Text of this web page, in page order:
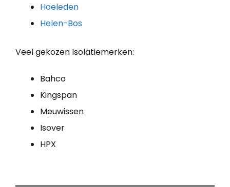
Hoeleden
Helen-Bos
Veel gekozen Isolatiemerken:
Bahco
Kingspan
Meuwissen
Isover
HPX